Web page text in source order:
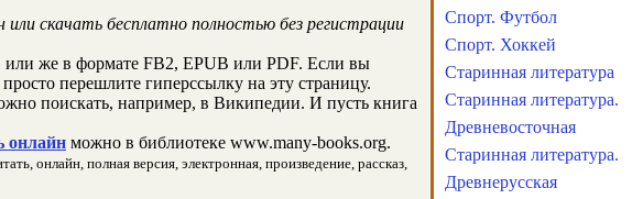
скачать бесплатно полностью без регистрации
же в формате FB2, EPUB или PDF. Если вы
перешлите гиперссылку на эту страницу.
поискать, например, в Википедии. И пусть книга
онлайн можно в библиотеке www.many-books.org.
онлайн, полная версия, электронная, произведение, рассказ,
Спорт. Футбол
Спорт. Хоккей
Старинная литература
Старинная литература.
Древневосточная
Старинная литература.
Древнерусская